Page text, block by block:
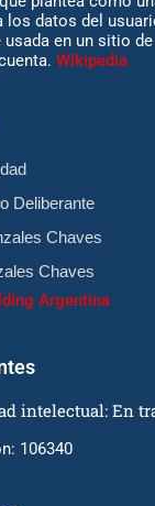
los datos del
en un sitio de
Wikipedia
Deliberante
Chaves
Chaves
Argentina
intelectual: En
106340